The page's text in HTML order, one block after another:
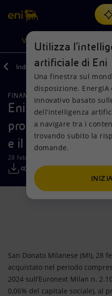
Cerca
scopri EnergIA, la nostra
artificiale.
VISIONE
Visione
Mission e valori
Persone e Partnership
Net Zero
Modello satellitare
Scenari energetici
Azioni
Diversificazione
Tecnologie per la
Collaborazioni per
Attività nel mondo
Prodotti
Casa
Imprese
Mobilità
Indietro Media
FINANZA, STRATEGIA E REPORT
Eni: informativa
proprie nel
e il 23 febbraio
28 febbraio 2024 - 12:33 CET
San Donato Milanese (MI), 28
acquistato nel periodo
2024 sull’Euronext Milan n.
0,06% del capitale sociale), al
Utilizza
artificiale di Eni
Una finestra sul
disposizione.
innovativo basato
dell’intelligenza
a navigare tra i
trovando subito la
domande.